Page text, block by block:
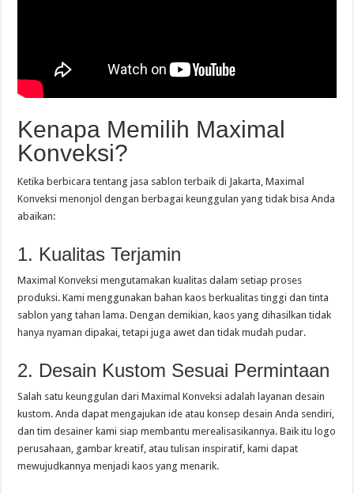
Kenapa Memilih Maximal
Konveksi?
Ketika berbicara tentang jasa sablon terbaik di Jakarta, Maximal
Konveksi menonjol dengan berbagai keunggulan yang tidak bisa Anda
abaikan:
1. Kualitas Terjamin
Maximal Konveksi mengutamakan kualitas dalam setiap proses
produksi. Kami menggunakan bahan kaos berkualitas tinggi dan tinta
sablon yang tahan lama. Dengan demikian, kaos yang dihasilkan tidak
hanya nyaman dipakai, tetapi juga awet dan tidak mudah pudar.
2. Desain Kustom Sesuai Permintaan
Salah satu keunggulan dari Maximal Konveksi adalah layanan desain
kustom. Anda dapat mengajukan ide atau konsep desain Anda sendiri,
dan tim desainer kami siap membantu merealisasikannya. Baik itu logo
perusahaan, gambar kreatif, atau tulisan inspiratif, kami dapat
mewujudkannya menjadi kaos yang menarik.